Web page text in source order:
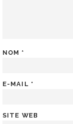
NOM *
E-MAIL *
SITE WEB